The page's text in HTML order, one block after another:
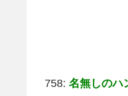
758: 名無しのハ